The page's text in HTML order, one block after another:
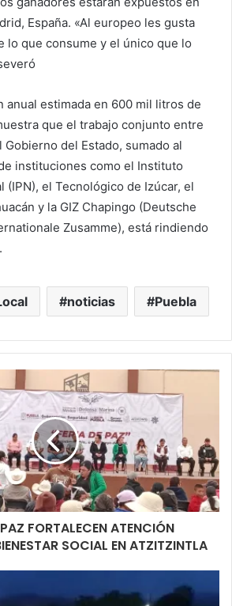
España. «Al europeo les gusta
lo que consume y el único que lo
anual estimada en 600 mil litros de
que el trabajo conjunto entre
del Estado, sumado al
instituciones como el Instituto
(IPN), el Tecnológico de Izúcar, el
y la GIZ Chapingo (Deutsche
Zusamme), está rindiendo
noticias Puebla
FORTALECEN ATENCIÓN
SOCIAL EN ATZITZINTLA